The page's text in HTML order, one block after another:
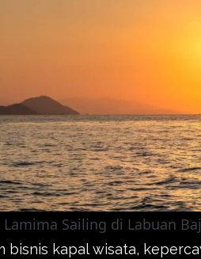
Lamima Sailing di Labuan
bisnis kapal wisata,